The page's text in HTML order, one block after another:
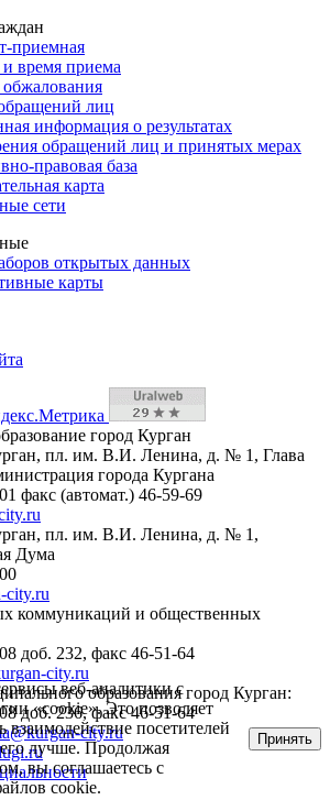
приемная
время приема
лиц
информация о результатах
обращений лиц и принятых мерах
правовая база
карта
сети
открытых данных
карты
город Курган
пл. им. В.И. Ленина, д. № 1, Глава
города Кургана
факс (автомат.) 46-59-69
пл. им. В.И. Ленина, д. № 1,
Дума
city.ru
коммуникаций и общественных
доб. 232, факс 46-51-64
city.ru
образования город Курган:
доб. 236, факс 46-51-64
city.ru
веб-аналитики с
«cookie». Это позволяет
взаимодействие посетителей
лучше. Продолжая
вы соглашаетесь с
cookie.
Принять